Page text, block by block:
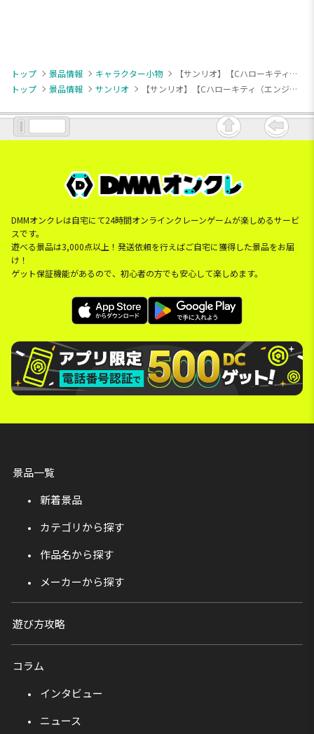
トップ 景品情報 キャラクター小物
【サンリオ】【Cハローキティ（エンジェル）】メゾピアノ×ハローキティ マスコット
トップ
景品情報 サンリオ 【サンリオ】【Cハローキティ（エンジェル）】メゾピアノ×ハローキティ マスコット
DMMオンクレは自宅にて24時間オンラインクレーンゲームが楽しめるサービ
スです。
遊べる景品は3,000点以上！発送依頼を行えばご自宅に獲得した景品をお届
け！
ゲット保証機能があるので、初心者の方でも安心して楽しめます。
景品一覧
新着景品
カテゴリから探す
作品名から探す
メーカーから探す
遊び方攻略
コラム
インタビュー
ニュース